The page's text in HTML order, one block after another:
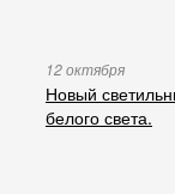
12 октября
Новый
белого света.